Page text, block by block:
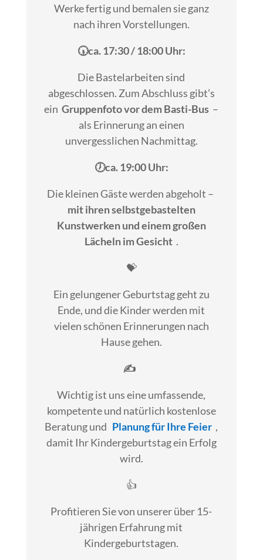
Werke fertig und bemalen sie ganz
nach ihren Vorstellungen.
🕠ca. 17:30 / 18:00 Uhr:
Die Bastelarbeiten sind
abgeschlossen. Zum Abschluss gibt’s
einGruppenfoto vor dem Basti-Bus –
als Erinnerung an einen
unvergesslichen Nachmittag.
🕖ca. 19:00 Uhr:
Die kleinen Gäste werden abgeholt –
mit ihren selbstgebastelten
Kunstwerken und einem großen
Lächeln im Gesicht.
💝
Ein gelungener Geburtstag geht zu
Ende, und die Kinder werden mit
vielen schönen Erinnerungen nach
Hause gehen.
✍
Wichtig ist uns eine umfassende,
kompetente und natürlich kostenlose
Beratung und Planung für Ihre Feier ,
damit Ihr Kindergeburtstag ein Erfolg
wird.
👍
Profitieren Sie von unserer über 15-
jährigen Erfahrung mit
Kindergeburtstagen.